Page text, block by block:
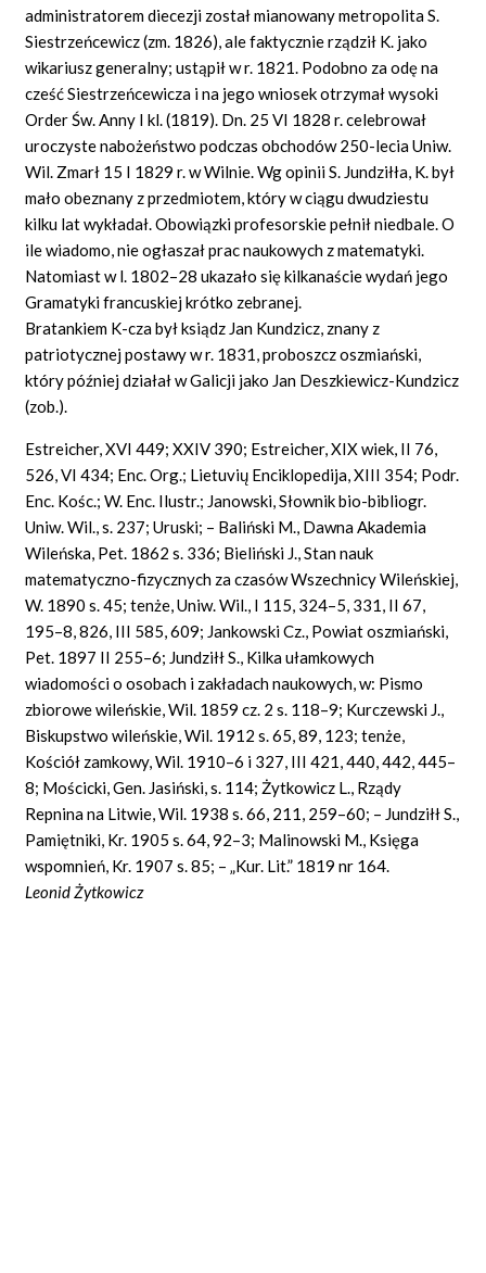
administratorem diecezji został mianowany metropolita S.
Siestrzeńcewicz (zm. 1826), ale faktycznie rządził K. jako
wikariusz generalny; ustąpił w r. 1821. Podobno za odę na
cześć Siestrzeńcewicza i na jego wniosek otrzymał wysoki
Order Św. Anny I kl. (1819). Dn. 25 VI 1828 r. celebrował
uroczyste nabożeństwo podczas obchodów 250-lecia Uniw.
Wil. Zmarł 15 I 1829 r. w Wilnie. Wg opinii S. Jundziłła, K. był
mało obeznany z przedmiotem, który w ciągu dwudziestu
kilku lat wykładał. Obowiązki profesorskie pełnił niedbale. O
ile wiadomo, nie ogłaszał prac naukowych z matematyki.
Natomiast w l. 1802–28 ukazało się kilkanaście wydań jego
Gramatyki francuskiej krótko zebranej.
Bratankiem K-cza był ksiądz Jan Kundzicz, znany z
patriotycznej postawy w r. 1831, proboszcz oszmiański,
który później działał w Galicji jako Jan Deszkiewicz-Kundzicz
(zob.).
Estreicher, XVI 449; XXIV 390; Estreicher, XIX wiek, II 76,
526, VI 434; Enc. Org.; Lietuvių Enciklopedija, XIII 354; Podr.
Enc. Kośc.; W. Enc. Ilustr.; Janowski, Słownik bio-bibliogr.
Uniw. Wil., s. 237; Uruski; – Baliński M., Dawna Akademia
Wileńska, Pet. 1862 s. 336; Bieliński J., Stan nauk
matematyczno-fizycznych za czasów Wszechnicy Wileńskiej,
W. 1890 s. 45; tenże, Uniw. Wil., I 115, 324–5, 331, II 67,
195–8, 826, III 585, 609; Jankowski Cz., Powiat oszmiański,
Pet. 1897 II 255–6; Jundziłł S., Kilka ułamkowych
wiadomości o osobach i zakładach naukowych, w: Pismo
zbiorowe wileńskie, Wil. 1859 cz. 2 s. 118–9; Kurczewski J.,
Biskupstwo wileńskie, Wil. 1912 s. 65, 89, 123; tenże,
Kościół zamkowy, Wil. 1910–6 i 327, III 421, 440, 442, 445–
8; Mościcki, Gen. Jasiński, s. 114; Żytkowicz L., Rządy
Repnina na Litwie, Wil. 1938 s. 66, 211, 259–60; – Jundziłł S.,
Pamiętniki, Kr. 1905 s. 64, 92–3; Malinowski M., Księga
wspomnień, Kr. 1907 s. 85; – „Kur. Lit.” 1819 nr 164.
Leonid Żytkowicz